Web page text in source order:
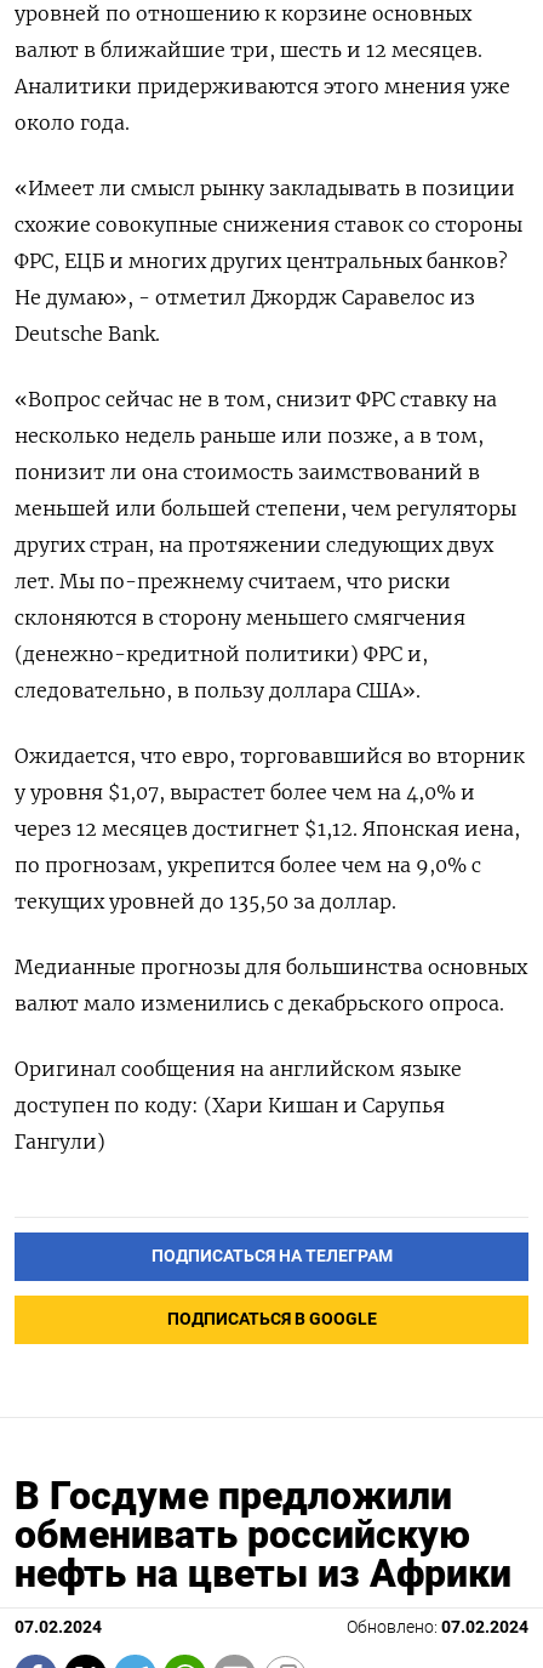
уровней по отношению к корзине основных
валют в ближайшие три, шесть и 12 месяцев.
Аналитики придерживаются этого мнения уже
около года.
«Имеет ли смысл рынку закладывать в позиции
схожие совокупные снижения ставок со стороны
ФРС, ЕЦБ и многих других центральных банков?
Не думаю», - отметил Джордж Саравелос из
Deutsche Bank.
«Вопрос сейчас не в том, снизит ФРС ставку на
несколько недель раньше или позже, а в том,
понизит ли она стоимость заимствований в
меньшей или большей степени, чем регуляторы
других стран, на протяжении следующих двух
лет. Мы по-прежнему считаем, что риски
склоняются в сторону меньшего смягчения
(денежно-кредитной политики) ФРС и,
следовательно, в пользу доллара США».
Ожидается, что евро, торговавшийся во вторник
у уровня $1,07, вырастет более чем на 4,0% и
через 12 месяцев достигнет $1,12. Японская иена,
по прогнозам, укрепится более чем на 9,0% с
текущих уровней до 135,50 за доллар.
Медианные прогнозы для большинства основных
валют мало изменились с декабрьского опроса.
Оригинал сообщения на английском языке
доступен по коду: (Хари Кишан и Сарупья
Гангули)
ПОДПИСАТЬСЯ НА ТЕЛЕГРАМ
ПОДПИСАТЬСЯ В GOOGLE
В Госдуме предложили
обменивать российскую
нефть на цветы из Африки
07.02.2024 Обновлено: 07.02.2024